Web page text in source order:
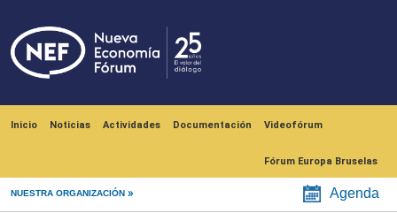
Inicio Noticias Actividades Documentación Videofórum
Fórum Europa Bruselas
NUESTRA ORGANIZACIÓN Agenda